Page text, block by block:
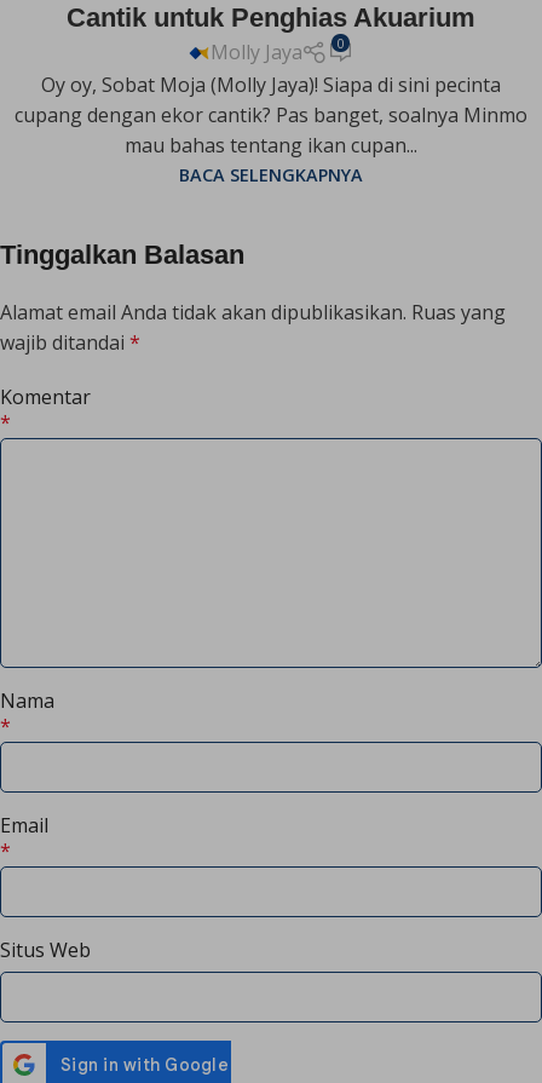
Cantik untuk Penghias Akuarium
Molly Jaya 0
Oy oy, Sobat Moja (Molly Jaya)! Siapa di sini pecinta
cupang dengan ekor cantik? Pas banget, soalnya Minmo
mau bahas tentang ikan cupan...
BACA SELENGKAPNYA
Tinggalkan Balasan
Alamat email Anda tidak akan dipublikasikan. Ruas yang
wajib ditandai *
Komentar
*
Nama
*
Email
*
Situs Web